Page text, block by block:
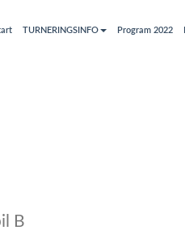
TURNERINGSINFO Program 2022
B